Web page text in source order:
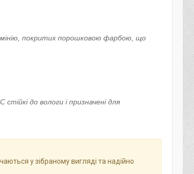
покритих порошковою фарбою, що
до вологи і призначені для
у зібраному вигляді та надійно